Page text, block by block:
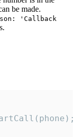
be made.
'Callback